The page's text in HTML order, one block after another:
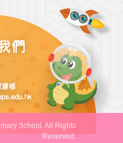
School. All Rights
Reserved.